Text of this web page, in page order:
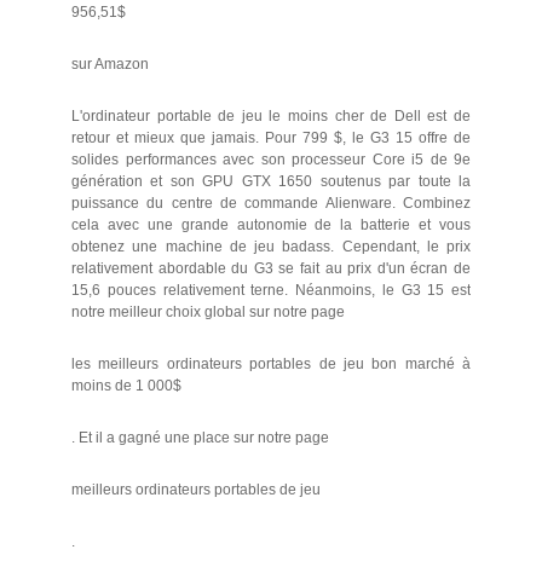
956,51$
sur Amazon
L'ordinateur portable de jeu le moins cher de Dell est de
retour et mieux que jamais. Pour 799 $, le G3 15 offre de
solides performances avec son processeur Core i5 de 9e
génération et son GPU GTX 1650 soutenus par toute la
puissance du centre de commande Alienware. Combinez
cela avec une grande autonomie de la batterie et vous
obtenez une machine de jeu badass. Cependant, le prix
relativement abordable du G3 se fait au prix d'un écran de
15,6 pouces relativement terne. Néanmoins, le G3 15 est
notre meilleur choix global sur notre page
les meilleurs ordinateurs portables de jeu bon marché à
moins de 1 000$
. Et il a gagné une place sur notre page
meilleurs ordinateurs portables de jeu
.